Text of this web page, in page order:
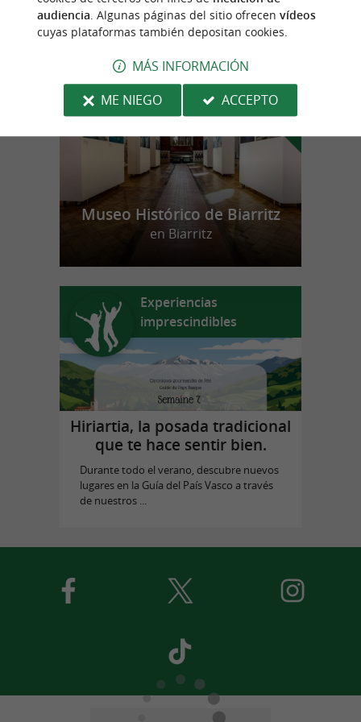
n
u
e
s
t
r
o
f
a
v
o
r
i
t
o
Museo Histórico de Biarritz
en Biarritz
Experiencias
imprescindibles
Hiriartia, la posada tradicional
que te hace sentir bien.
Durante todo el verano, descubre nuevos
lugares en la Guía del País Vasco a través
de nuestros ...
audiencia. Algunas páginas del sitio ofrecen vídeos
cuyas plataformas también depositan cookies.
MÁS INFORMACIÓN
ME NIEGO
ACCEPTO